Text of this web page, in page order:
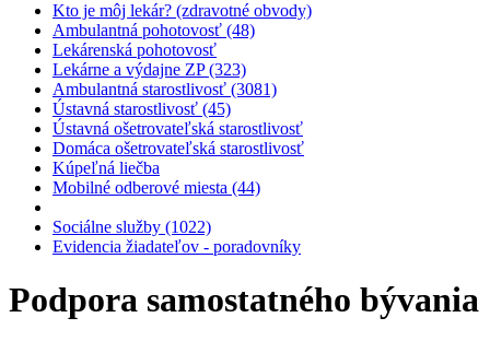
Kto je môj lekár? (zdravotné obvody)
Ambulantná pohotovosť (48)
Lekárenská pohotovosť
Lekárne a výdajne ZP (323)
Ambulantná starostlivosť (3081)
Ústavná starostlivosť (45)
Ústavná ošetrovateľská starostlivosť
Domáca ošetrovateľská starostlivosť
Kúpeľná liečba
Mobilné odberové miesta (44)
Sociálne služby (1022)
Evidencia žiadateľov - poradovníky
Podpora samostatného bývania